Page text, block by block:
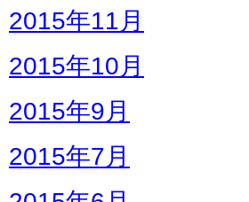
2015年11月
2015年10月
2015年9月
2015年7月